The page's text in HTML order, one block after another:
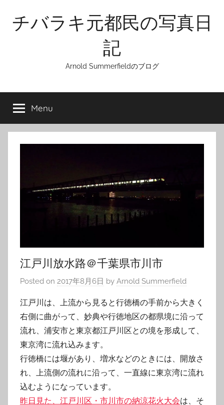
content
チバラキ元都民の写真日
記
Arnold Summerfieldのブログ
Menu
江戸川放水路＠千葉県市川市
Posted on 2017年8月6日 by Arnold Summerfield
江戸川は、上流から見ると行徳橋の手前から大きく
右側に曲がって、妙典や行徳地区の都県境に沿って
流れ、浦安市と東京都江戸川区との境を形成して、
東京湾に流れ込みます。
行徳橋には堰があり、増水などのときには、開放さ
れ、上流側の流れに沿って、一直線に東京湾に流れ
込むようになっています。
昨日見た、江戸川区・市川市の納涼花火大会は、そ